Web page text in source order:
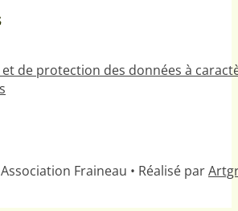
de protection des données à
Fraineau • Réalisé par